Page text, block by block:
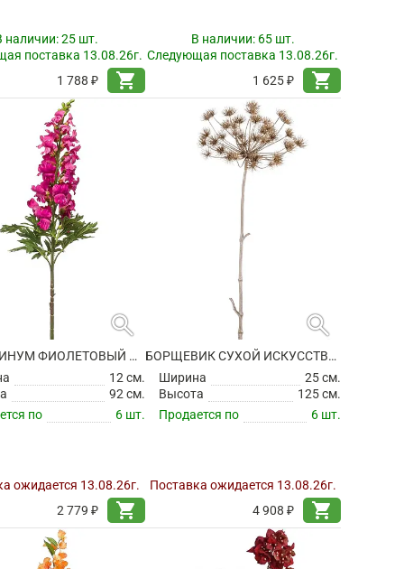
наличии:25 шт.
поставка 13.08.26г.
1 788 ₽
shopping_cart
В наличии: 65 шт.
Следующая поставка 13.08.26г.
1 625 ₽
shopping_cart
search
АНТИРРИНУМ ФИОЛЕТОВЫЙ ИСКУССТВЕННЫЙ
12 см.
92 см.
по
6 шт.
ожидается 13.08.26г.
2 779 ₽
shopping_cart
search
БОРЩЕВИК СУХОЙ ИСКУССТВЕННЫЙ
Ширина
25 см.
Высота
125 см.
Продается по
6 шт.
Поставка ожидается 13.08.26г.
4 908 ₽
shopping_cart